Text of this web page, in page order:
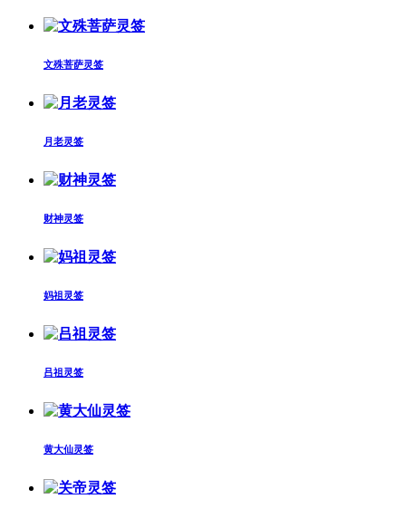
文殊菩萨灵签
月老灵签
财神灵签
妈祖灵签
吕祖灵签
黄大仙灵签